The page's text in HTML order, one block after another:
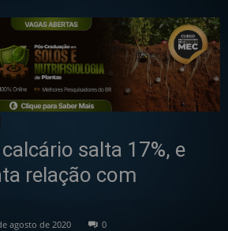
salta 17%, e
relação com
agosto de 2020 0